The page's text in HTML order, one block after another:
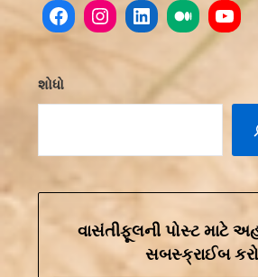
Facebook
Instagram
LinkedIn
Medium
શોધો
વાસંતીફૂલની પોસ્ટ માટે
સબસ્ક્રાઈબ કરો